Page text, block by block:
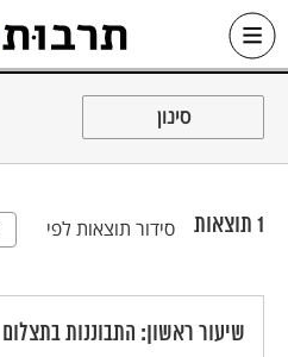
Skip
כל האתר
סינון
1 תוצאות סידור תוצאות לפי
שיעור ראשון: התבוננות בתצלום